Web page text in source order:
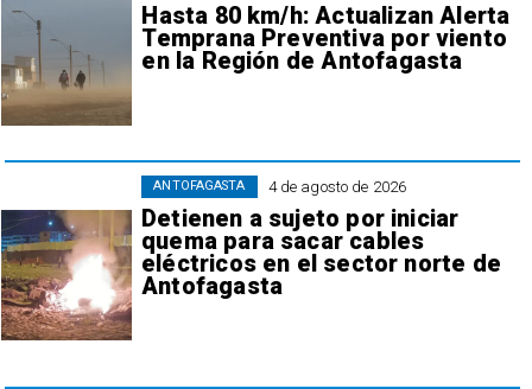
Hasta 80 km/h: Actualizan Alerta
Temprana Preventiva por viento
en la Región de Antofagasta
4 de agosto de 2026
Detienen a sujeto por iniciar
quema para sacar cables
eléctricos en el sector norte de
Antofagasta
ANTOFAGASTA